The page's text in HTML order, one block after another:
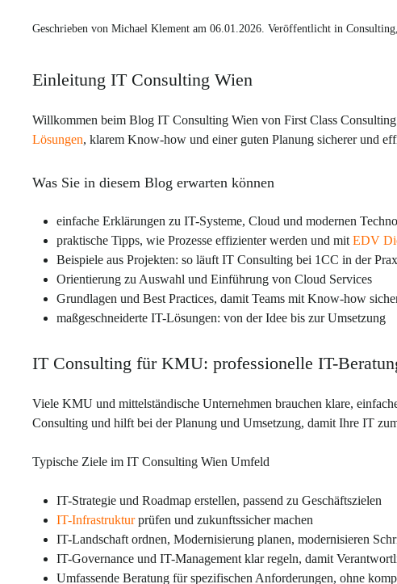
Geschrieben von Michael Klement am 06.01.2026. Veröffentlicht in Consulting,
Einleitung IT Consulting Wien
Willkommen beim Blog IT Consulting Wien von First Class
Lösungen, klarem Know-how und einer guten Planung sicherer und
Was Sie in diesem Blog erwarten können
einfache Erklärungen zu IT-Systeme, Cloud und modernen
praktische Tipps, wie Prozesse effizienter werden und mit EDV
Beispiele aus Projekten: so läuft IT Consulting bei 1CC in der
Orientierung zu Auswahl und Einführung von Cloud Services
Grundlagen und Best Practices, damit Teams mit Know-how
maßgeschneiderte IT-Lösungen: von der Idee bis zur Umsetzung
IT Consulting für KMU: professionelle IT-
Viele KMU und mittelständische Unternehmen brauchen klare,
Consulting und hilft bei der Planung und Umsetzung, damit Ihre IT
Typische Ziele im IT Consulting Wien Umfeld
IT-Strategie und Roadmap erstellen, passend zu Geschäftszielen
IT-Infrastrukturprüfen und zukunftssicher machen
IT-Landschaft ordnen, Modernisierung planen, modernisieren
IT-Governance und IT-Management klar regeln, damit
Umfassende Beratung für spezifischen Anforderungen, ohne